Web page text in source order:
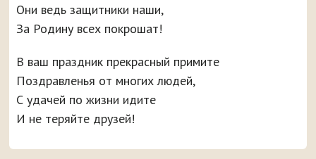
Они ведь защитники наши,
За Родину всех покрошат!
В ваш праздник прекрасный примите
Поздравленья от многих людей,
С удачей по жизни идите
И не теряйте друзей!